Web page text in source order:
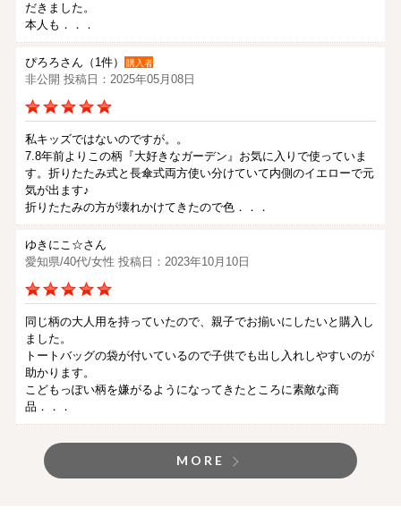
だきました。
本人も．．．
ぴろろさん（1件） 購入者
非公開 投稿日：2025年05月08日
私キッズではないのですが。。
7.8年前よりこの柄『大好きなガーデン』お気に入りで使っていま
す。折りたたみ式と長傘式両方使い分けていて内側のイエローで元
気が出ます♪
折りたたみの方が壊れかけてきたので色．．．
ゆきにこ☆さん
愛知県/40代/女性 投稿日：2023年10月10日
同じ柄の大人用を持っていたので、親子でお揃いにしたいと購入し
ました。
トートバッグの袋が付いているので子供でも出し入れしやすいのが
助かります。
こどもっぽい柄を嫌がるようになってきたところに素敵な商
品．．．
MORE